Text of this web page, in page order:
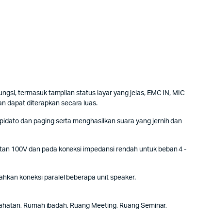
termasuk tampilan status layar yang jelas, EMC IN, MIC
dapat diterapkan secara luas.
dan paging serta menghasilkan suara yang jernih dan
100V dan pada koneksi impedansi rendah untuk beban 4 -
koneksi paralel beberapa unit speaker.
Rumah ibadah, Ruang Meeting, Ruang Seminar,